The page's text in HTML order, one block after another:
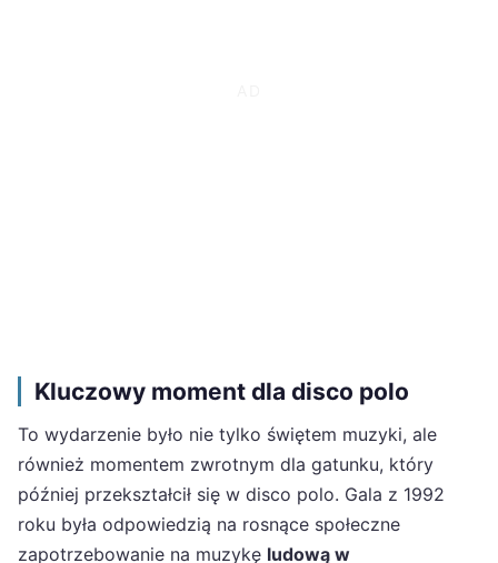
Kluczowy moment dla disco polo
To wydarzenie było nie tylko świętem muzyki, ale
również momentem zwrotnym dla gatunku, który
później przekształcił się w disco polo. Gala z 1992
roku była odpowiedzią na rosnące społeczne
zapotrzebowanie na muzykę ludową w